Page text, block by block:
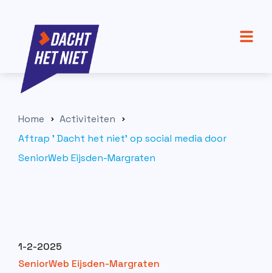
Home
Activiteiten
Aftrap ' Dacht het niet' op social media door
SeniorWeb Eijsden-Margraten
1-2-2025
SeniorWeb Eijsden-Margraten